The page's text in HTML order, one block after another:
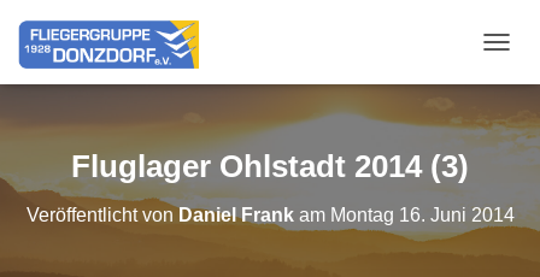
Fluglager Ohlstadt 2014 (3)
Veröffentlicht von Daniel Frankam Montag 16. Juni 2014